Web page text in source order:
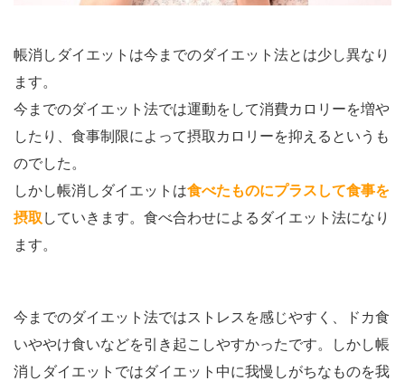
帳消しダイエットは今までのダイエット法とは少し異なり
ます。
今までのダイエット法では運動をして消費カロリーを増や
したり、食事制限によって摂取カロリーを抑えるというも
のでした。
しかし帳消しダイエットは食べたものにプラスして食事を
摂取 していきます。食べ合わせによるダイエット法になり
ます。
今までのダイエット法ではストレスを感じやすく、ドカ食
いややけ食いなどを引き起こしやすかったです。しかし帳
消しダイエットではダイエット中に我慢しがちなものを我